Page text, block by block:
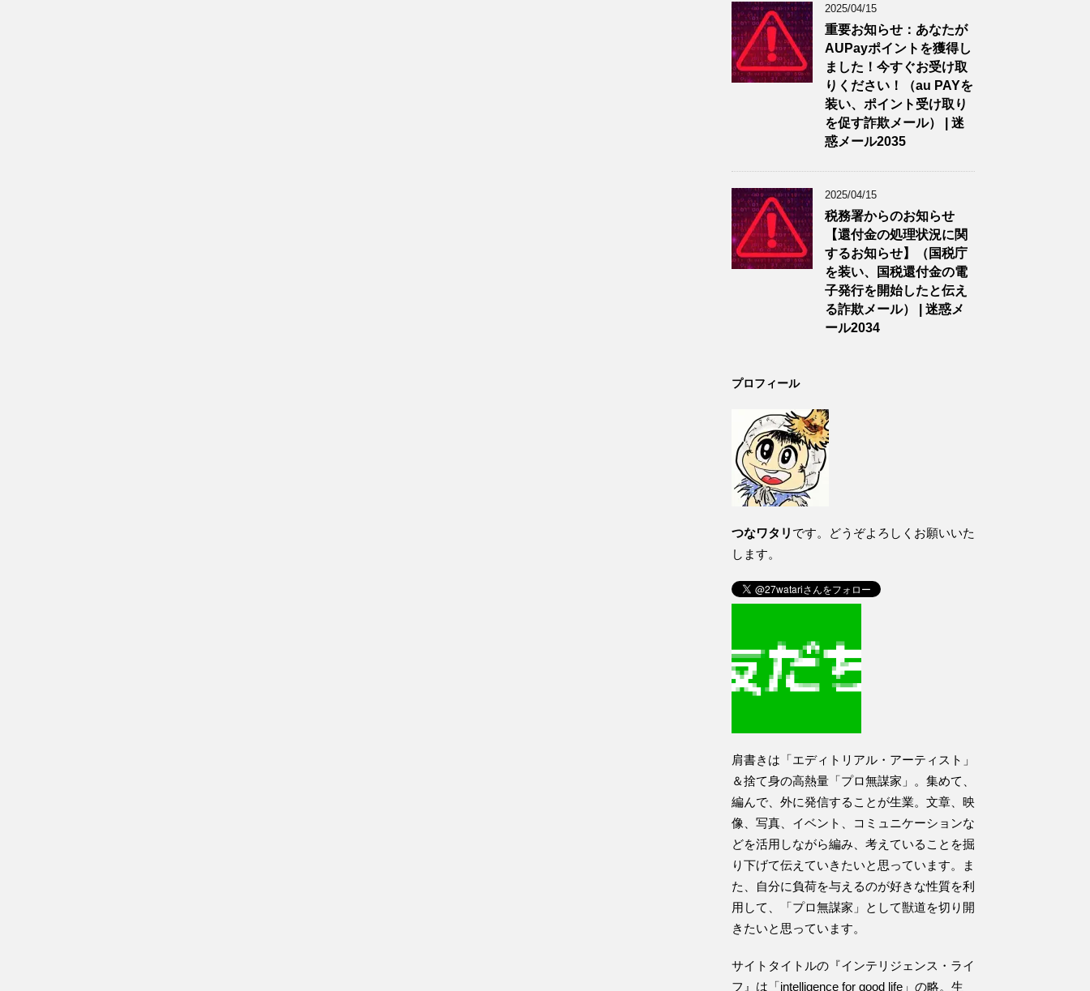
2025/04/15
重要お知らせ：あなたが
AUPayポイントを獲得し
ました！今すぐお受け取
りください！（au PAYを
装い、ポイント受け取り
を促す詐欺メール） | 迷
惑メール2035
2025/04/15
税務署からのお知らせ
【還付金の処理状況に関
するお知らせ】（国税庁
を装い、国税還付金の電
子発行を開始したと伝え
る詐欺メール） | 迷惑メ
ール2034
プロフィール
つなワタリ です。どうぞよろしくお願いいた
します。
肩書きは「エディトリアル・アーティスト」
＆捨て身の高熱量「プロ無謀家」。集めて、
編んで、外に発信することが生業。文章、映
像、写真、イベント、コミュニケーションな
どを活用しながら編み、考えていることを掘
り下げて伝えていきたいと思っています。ま
た、自分に負荷を与えるのが好きな性質を利
用して、「プロ無謀家」として獣道を切り開
きたいと思っています。
サイトタイトルの『インテリジェンス・ライ
フ』は「intelligence for good life」の略。生